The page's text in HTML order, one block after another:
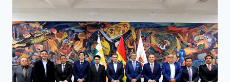
divide
opiniones:
Paz
habla
de
eficiencia